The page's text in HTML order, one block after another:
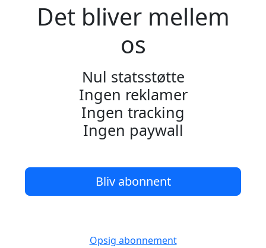
Det bliver mellem
os
Nul statsstøtte
Ingen reklamer
Ingen tracking
Ingen paywall
Bliv abonnent
Opsig abonnement